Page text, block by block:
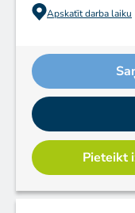
Apskatīt darba laiku
Pieteikt